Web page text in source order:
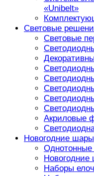
«Unibelt»
Световые
Световые
Акриловые
Новогодние шары
Наборы